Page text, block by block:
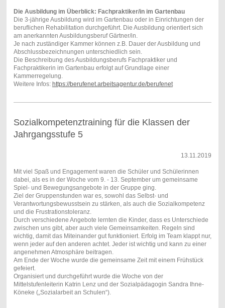
Die Ausbildung im Überblick: Fachpraktiker/in im Gartenbau
Die 3-jährige Ausbildung wird im Gartenbau oder in Einrichtungen der
beruflichen Rehabilitation durchgeführt. Die Ausbildung orientiert sich
am anerkannten Ausbildungsberuf Gärtner/in.
Je nach zuständiger Kammer können z.B. Dauer der Ausbildung und
Abschlussbezeichnungen unterschiedlich sein.
Die Beschreibung des Ausbildungsberufs Fachpraktiker und
Fachpraktikerin im Gartenbau erfolgt auf Grundlage einer
Kammerregelung.
Weitere Infos: https://berufenet.arbeitsagentur.de/berufenet
Sozialkompetenztraining für die Klassen der
Jahrgangsstufe 5
13.11.2019
Mit viel Spaß und Engagement waren die Schüler und Schülerinnen
dabei, als es in der Woche vom 9. - 13. September um gemeinsame
Spiel- und Bewegungsangebote in der Gruppe ging.
Ziel der Gruppenstunden war es, sowohl das Selbst- und
Verantwortungsbewusstsein zu stärken, als auch die Sozialkompetenz
und die Frustrationstoleranz.
Durch verschiedene Angebote lernten die Kinder, dass es Unterschiede
zwischen uns gibt, aber auch viele Gemeinsamkeiten. Regeln sind
wichtig, damit das Miteinander gut funktioniert. Erfolg im Team klappt nur,
wenn jeder auf den anderen achtet. Jeder ist wichtig und kann zu einer
angenehmen Atmosphäre beitragen.
Am Ende der Woche wurde die gemeinsame Zeit mit einem Frühstück
gefeiert.
Organisiert und durchgeführt wurde die Woche von der
Mittelstufenleiterin Katrin Lenz und der Sozialpädagogin Sandra Ihne-
Köneke („Sozialarbeit an Schulen“).